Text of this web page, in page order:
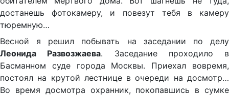
достанешь фотокамеру, и повезут тебя в камеру
тюремную…
Весной я решил побывать на заседании по делу
Леонида Развозжаева. Заседание проходило в
Басманном суде города Москвы. Приехал вовремя,
постоял на крутой лестнице в очереди на досмотр…
Во время досмотра охранник, покопавшись в сумке